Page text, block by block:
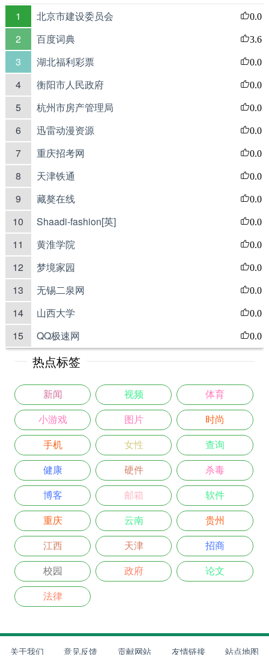
1 北京市建设委员会 0.0
2 百度词典 3.6
3 湖北福利彩票 0.0
4 衡阳市人民政府 0.0
5 杭州市房产管理局 0.0
6 迅雷动漫资源 0.0
7 重庆招考网 0.0
8 天津铁通 0.0
9 藏獒在线 0.0
10 Shaadi-fashion[英] 0.0
11 黄淮学院 0.0
12 梦境家园 0.0
13 无锡二泉网 0.0
14 山西大学 0.0
15 QQ极速网 0.0
热点标签
新闻 视频 体育
小游戏 图片 时尚
手机 女性 查询
健康 硬件 杀毒
博客 邮箱 软件
重庆 云南 贵州
江西 天津 招商
校园 政府 论文
法律
关于我们 意见反馈 贡献网站 友情链接 站点地图